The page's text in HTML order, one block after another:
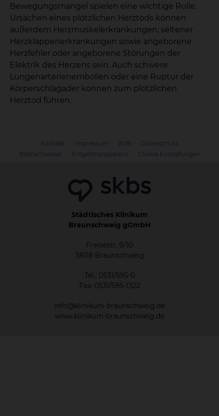
Bewegungsmangel spielen eine wichtige Rolle.
Ursachen eines plötzlichen Herztods können
außerdem Herzmuskelerkrankungen, seltener
Herzklappenerkrankungen sowie angeborene
Herzfehler oder angeborene Störungen der
Elektrik des Herzens sein. Auch schwere
Lungenarterienembolien oder eine Ruptur der
Körperschlagader können zum plötzlichen
Herztod führen.
Kontakt Impressum AVB
Datenschutz
Bildnachweise
Entgelttransparenz Cookie Einstellungen
Städtisches Klinikum
Braunschweig gGmbH
Freisestr. 9/10
38118 Braunschweig
Tel.: 0531/595-0
Fax: 0531/595-1322
info@klinikum-braunschweig.de
www.klinikum-braunschweig.de